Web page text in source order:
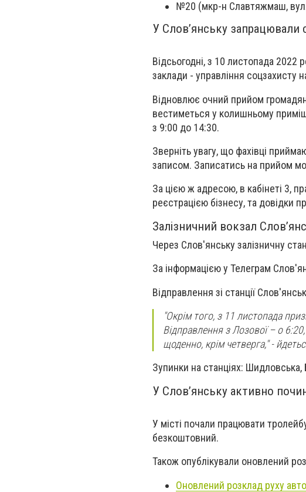
№20 (мкр-н Славтяжмаш,
У Слов’янську запрацювали
Відсьогодні, з 10 листопада 2022
заклади - управління соцзахисту
Відновлює очний прийом
вестиметься у колишньому
з 9:00 до 14:30.
Зверніть увагу, що фахівці
записом. Записатись на прийом
За цією ж адресою, в кабінеті 3,
реєстрацією бізнесу, та довідки
Залізничний вокзал
Через Слов'янську залізничну
За інформацією у Телеграм
Відправлення зі станції
"Окрім того, з 11 листопада
Відправлення з Лозової – о
щоденно, крім четверга," -
Зупинки на станціях:
У Слов’янську активно
У місті почали працювати
безкоштовний.
Також опублікували оновлений
Оновлений розклад руху